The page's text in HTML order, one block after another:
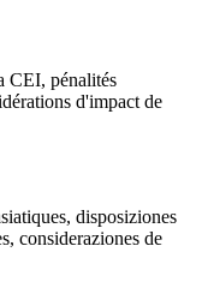
CEI, pénalités
d'impact de
disposiziones
consideraziones de